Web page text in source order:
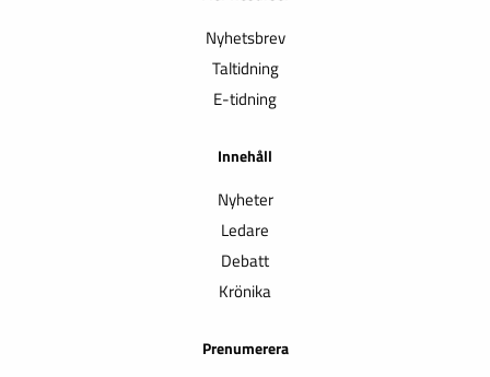
Nyhetsbrev
Taltidning
E-tidning
Innehåll
Nyheter
Ledare
Debatt
Krönika
Prenumerera